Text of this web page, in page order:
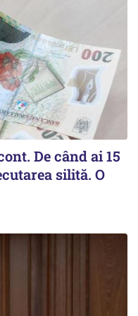
De când ai 15
silită. O